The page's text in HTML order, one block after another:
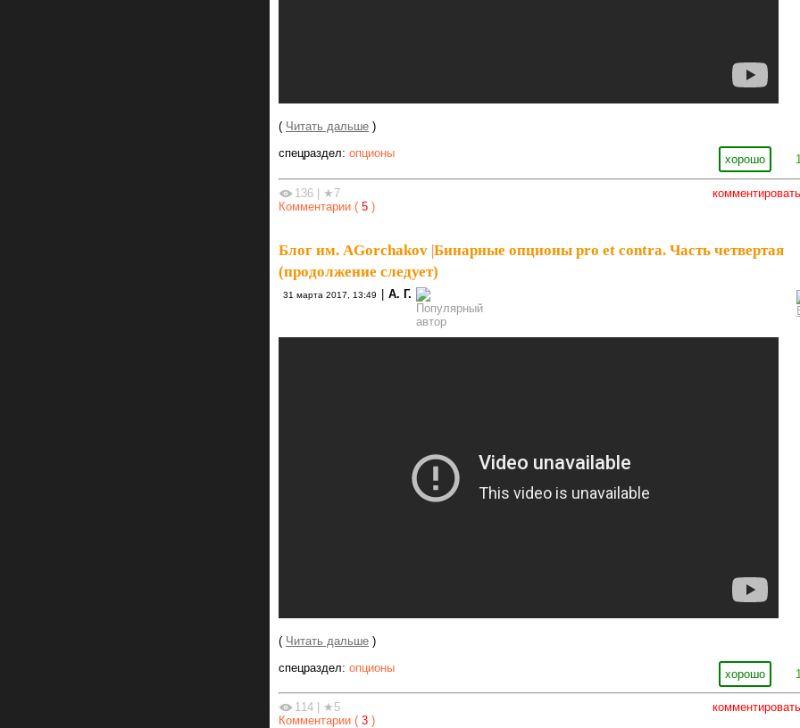
( Читать дальше )
хорошо
спецраздел: опционы
комментировать
136 | ★7
Комментарии ( 5 )
Блог им. AGorchakov |Бинарные опционы pro et contra. Часть четвертая
(продолжение следует)
31 марта 2017, 13:49 | А. Г.
( Читать дальше )
хорошо
спецраздел: опционы
комментировать
114
★5
Комментарии ( 3 )